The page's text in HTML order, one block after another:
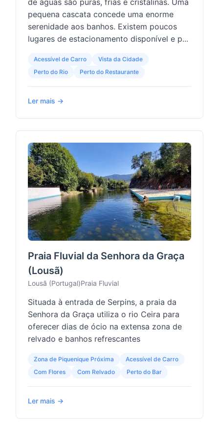
de águas são puras, frias e cristalinas. Uma
pequena cascata concede uma enorme
serenidade aos banhos. Existem poucos
lugares de estacionamento disponível e p...
Acessível de Carro
Vista da Cidade
Perto do Rio
Perto do Restaurante
Ler mais →
Praia Fluvial da Senhora da Graça
(Lousã)
Lousã (Portugal)Praia Fluvial
Situada à entrada de Serpins, a praia da
Senhora da Graça utiliza o rio Ceira para
oferecer dias de ócio na extensa zona de
relvado e banhos refrescantes
Zona de Piquenique Próxima
Acessível de Carro
Com Flores
Com Relvado Perto do Bar
Ler mais →